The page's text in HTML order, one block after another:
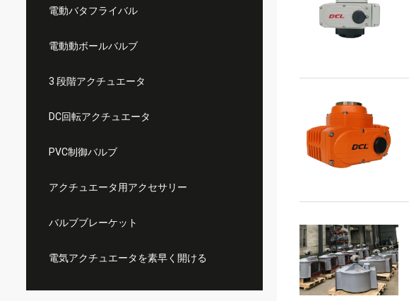
電動バタフライバル
電動動ボールバルブ
3 段階アクチュエータ
DC回転アクチュエータ
PVC制御バルブ
アクチュエータ用アクセサリー
バルブブレーケット
電気アクチュエータを素早く開ける